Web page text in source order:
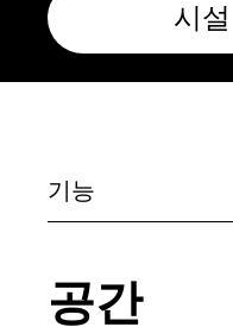
시
기능
공간